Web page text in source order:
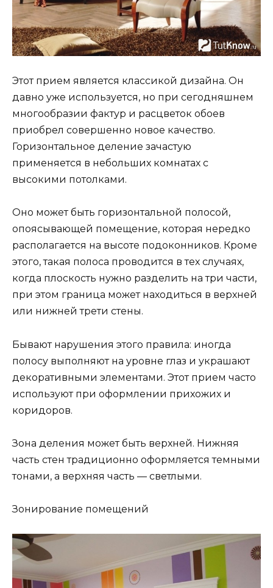
Этот прием является классикой дизайна. Он
давно уже используется, но при сегодняшнем
многообразии фактур и расцветок обоев
приобрел совершенно новое качество.
Горизонтальное деление зачастую
применяется в небольших комнатах с
высокими потолками.
Оно может быть горизонтальной полосой,
опоясывающей помещение, которая нередко
располагается на высоте подоконников. Кроме
этого, такая полоса проводится в тех случаях,
когда плоскость нужно разделить на три части,
при этом граница может находиться в верхней
или нижней трети стены.
Бывают нарушения этого правила: иногда
полосу выполняют на уровне глаз и украшают
декоративными элементами. Этот прием часто
используют при оформлении прихожих и
коридоров.
Зона деления может быть верхней. Нижняя
часть стен традиционно оформляется темными
тонами, а верхняя часть — светлыми.
Зонирование помещений